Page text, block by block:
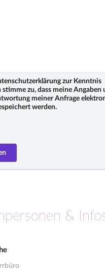
zur Kenntnis
stimme zu, dass meine Angaben
meiner Anfrage
werden.
&